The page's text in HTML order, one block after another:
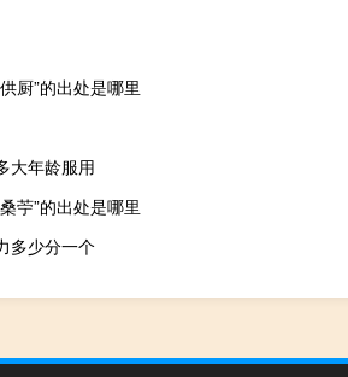
厨”的出处是哪里
大年龄服用
苧”的出处是哪里
多少分一个